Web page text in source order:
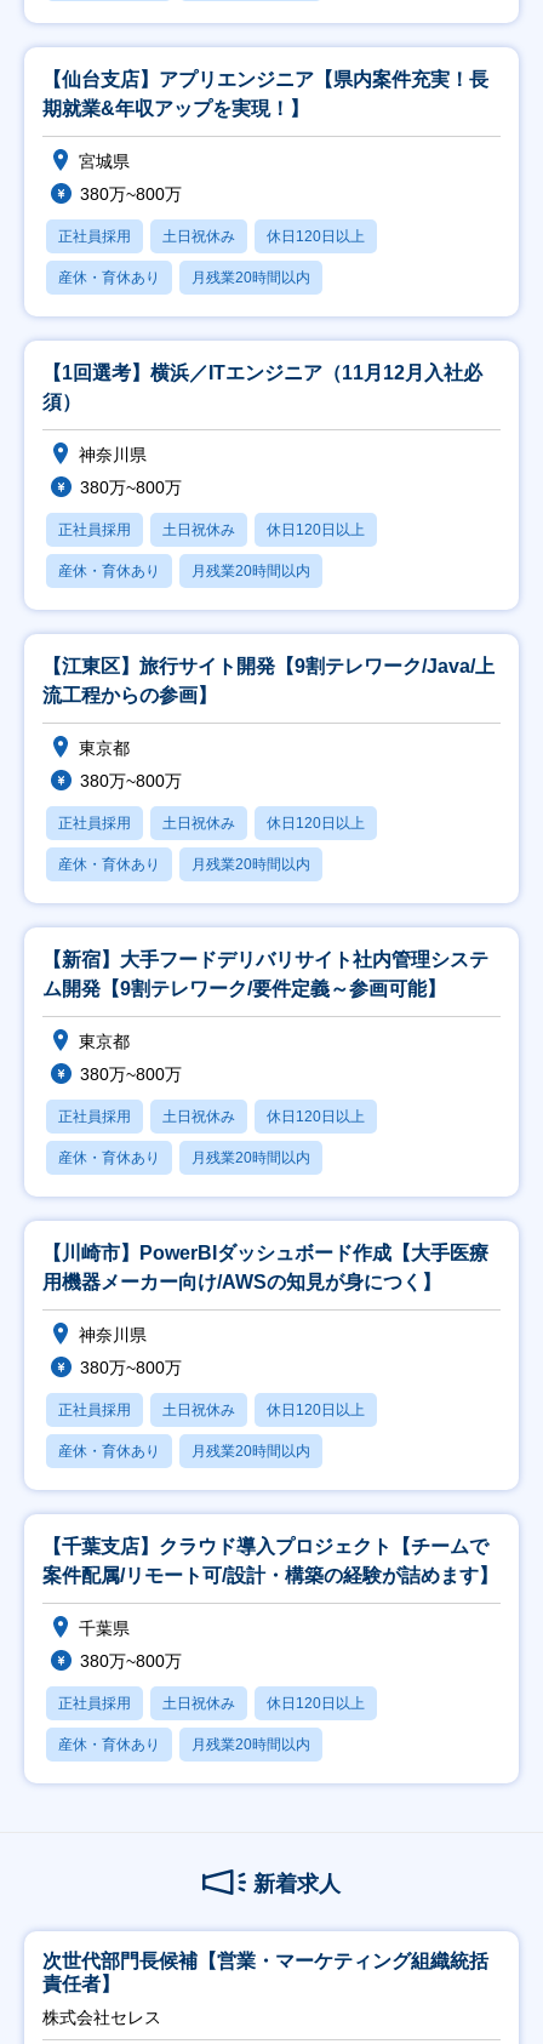
【仙台支店】アプリエンジニア【県内案件充実！長
期就業&年収アップを実現！】
宮城県
380万~800万
正社員採用 土日祝休み 休日120日以上
産休・育休あり 月残業20時間以内
【1回選考】横浜／ITエンジニア（11月12月入社必
須）
神奈川県
380万~800万
正社員採用 土日祝休み 休日120日以上
産休・育休あり 月残業20時間以内
【江東区】旅行サイト開発【9割テレワーク/Java/上
流工程からの参画】
東京都
380万~800万
正社員採用 土日祝休み 休日120日以上
産休・育休あり 月残業20時間以内
【新宿】大手フードデリバリサイト社内管理システ
ム開発【9割テレワーク/要件定義～参画可能】
東京都
380万~800万
正社員採用 土日祝休み 休日120日以上
産休・育休あり 月残業20時間以内
【川崎市】PowerBIダッシュボード作成【大手医療
用機器メーカー向け/AWSの知見が身につく】
神奈川県
380万~800万
正社員採用 土日祝休み 休日120日以上
産休・育休あり 月残業20時間以内
【千葉支店】クラウド導入プロジェクト【チームで
案件配属/リモート可/設計・構築の経験が詰めます】
千葉県
380万~800万
正社員採用 土日祝休み 休日120日以上
産休・育休あり 月残業20時間以内
新着求人
次世代部門長候補【営業・マーケティング組織統括
責任者】
株式会社セレス